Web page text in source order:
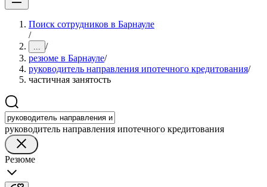
Поиск сотрудников в Барнауле
/
... /
резюме в Барнауле/
руководитель направления ипотечного кредитования/
частичная занятость
руководитель направления ипотечного кредитования
Резюме